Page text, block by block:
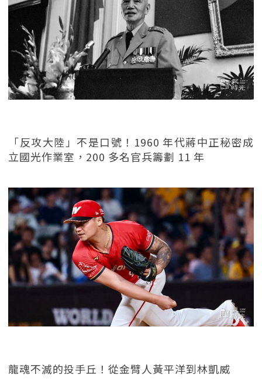
「反攻大陸」不是口號！1960 年代蔣中正秘密成
立國光作業室，200 多名官兵籌劃 11 年
龍魂不滅的投手丘！從金臂人黃平洋到林凱威